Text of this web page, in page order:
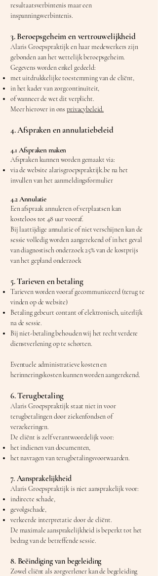
resultaatsverbintenis maar een
inspanningsverbintenis.
3. Beroepsgeheim en vertrouwelijkheid
Alaris Groepspraktijk en haar medewerkers zijn
gebonden aan het wettelijk beroepsgeheim.
Gegevens worden enkel gedeeld:
met uitdrukkelijke toestemming van de cliënt,
in het kader van zorgcontinuïteit,
of wanneer de wet dit verplicht.
Meer hierover in onsprivacybeleid.
4. Afspraken en annulatiebeleid
4.1 Afspraken maken
Afspraken kunnen worden gemaakt via:
via de website alarisgroepspraktijk.be na het
invullen van het aanmeldingsformulier
4.2 Annulatie
Een afspraak annuleren of verplaatsen kan
kosteloos tot 48 uur vooraf.
Bij laattijdige annulatie of niet verschijnen kan de
sessie volledig worden aangerekend of in het geval
van diagnostisch onderzoek 25% van de kostprijs
van het gepland onderzoek
5. Tarieven en betaling
Tarieven worden vooraf gecommuniceerd (terug te
vinden op de website)
Betaling gebeurt contant of elektronisch, uiterlijk
nade sessie.
Bij niet-betaling behouden wij het recht verdere
dienstverlening op te schorten.
Eventuele administratieve kosten en
herinneringskosten kunnen worden aangerekend.
6. Terugbetaling
Alaris Groepspraktijk staat niet in voor
terugbetalingen door ziekenfondsen of
verzekeringen.
De cliënt is zelf verantwoordelijk voor:
het indienen van documenten,
het navragen van terugbetalingsvoorwaarden.
7. Aansprakelijkheid
Alaris Groepspraktijk is niet aansprakelijk voor:
indirecte schade,
gevolgschade,
verkeerde interpretatie door de cliënt.
De maximale aansprakelijkheid is beperkt tot het
bedrag van de betreffende sessie.
8. Beëindiging van begeleiding
Zowel cliënt als zorgverlener kan de begeleiding